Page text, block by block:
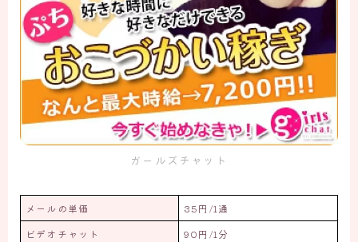
ガールズチャット
メールの単価
35円/1通
ビデオチャット
90円/1分